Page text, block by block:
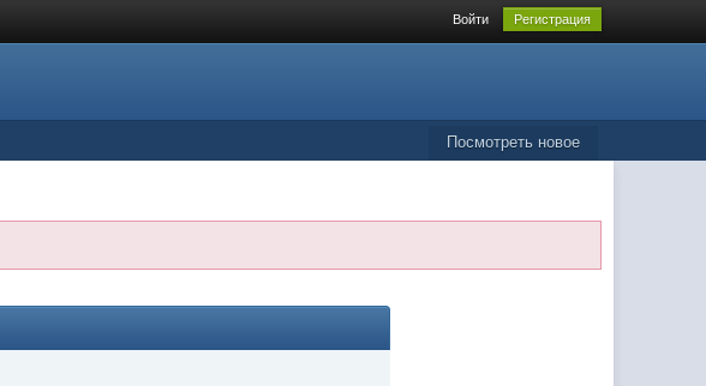
Войти Регистрация
Посмотреть новое